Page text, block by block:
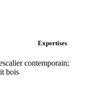
Expertises
contemporain;
bois